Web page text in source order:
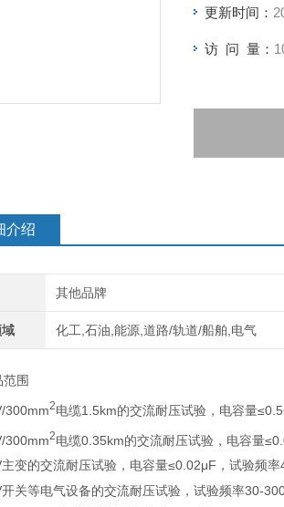
更新时间：
访 问 量：
介绍
其他品牌
化工,石油,能源,道路/轨道/船舶,电气
围
300mm2电缆1.5km的交流耐压试验，电容量
300mm2电缆0.35km的交流耐压试验，电容量
变的交流耐压试验，电容量≤0.02μF，试验频
关等电气设备的交流耐压试验，试验频率30-